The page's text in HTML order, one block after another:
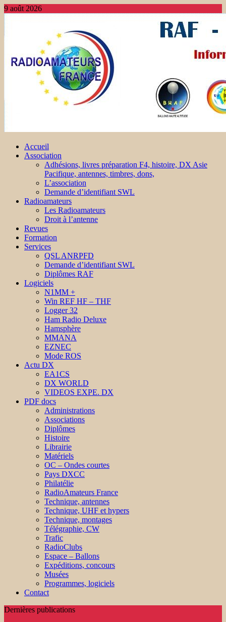
9 août 2026
Accueil
Association
Adhésions, livres préparation F4, histoire, DX Asie
Pacifique, antennes, timbres, dons,
L’association
Demande d’identifiant SWL
Radioamateurs
Les Radioamateurs
Droit à l’antenne
Revues
Formation
Services
QSL ANRPFD
Demande d’identifiant SWL
Diplômes RAF
Logiciels
N1MM +
Win REF HF – THF
Logger 32
Ham Radio Deluxe
Hamsphère
MMANA
EZNEC
Mode ROS
Actu DX
EA1CS
DX WORLD
VIDEOS EXPE. DX
PDF docs
Administrations
Associations
Diplômes
Histoire
Librairie
Matériels
OC – Ondes courtes
Pays DXCC
Philatélie
RadioAmateurs France
Technique, antennes
Technique, UHF et hypers
Technique, montages
Télégraphie, CW
Trafic
RadioClubs
Espace – Ballons
Expéditions, concours
Musées
Programmes, logiciels
Contact
Dernières publications